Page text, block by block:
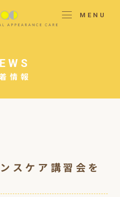
MENU
情報
スケア講習会を